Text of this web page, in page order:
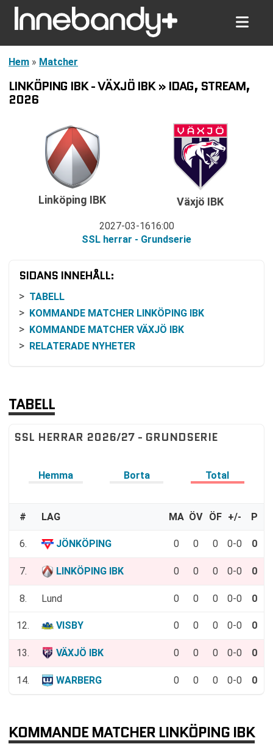
Hem » Matcher
LINKÖPING IBK - VÄXJÖ IBK » IDAG, STREAM,
2026
Linköping IBK
2027-03-1616:00
SSL herrar - Grundserie
Växjö IBK
SIDANS INNEHÅLL:
TABELL
KOMMANDE MATCHER LINKÖPING IBK
KOMMANDE MATCHER VÄXJÖ IBK
RELATERADE NYHETER
TABELL
SSL HERRAR 2026/27 - GRUNDSERIE
Hemma Borta Total
# LAG MA ÖV ÖF +/- P
6. JÖNKÖPING 0 0 0 0-0 0
7. LINKÖPING IBK 0 0 0 0-0 0
8. Lund 0 0 0 0-0 0
12. VISBY 0 0 0 0-0 0
13. VÄXJÖ IBK 0 0 0 0-0 0
14. WARBERG 0 0 0 0-0 0
KOMMANDE MATCHER LINKÖPING IBK